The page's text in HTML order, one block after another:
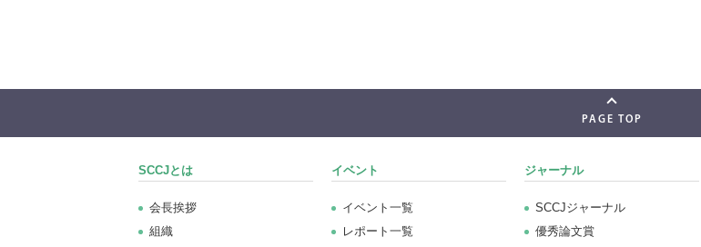
PAGE TOP
SCCJとは
会長挨拶
組織
イベント
イベント一覧
レポート一覧
ジャーナル
SCCJジャーナル
優秀論文賞